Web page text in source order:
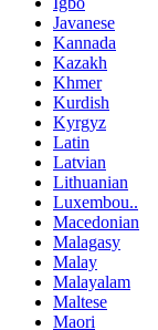
Javanese
Kannada
Kazakh
Khmer
Kurdish
Kyrgyz
Latin
Latvian
Lithuanian
Luxembou..
Macedonian
Malagasy
Malay
Malayalam
Maltese
Maori